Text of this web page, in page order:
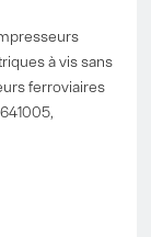
à vis sans
ferroviaires